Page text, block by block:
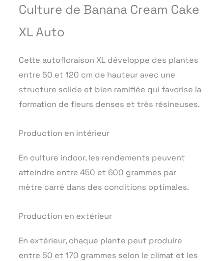
Culture de Banana Cream Cake
XL Auto
Cette autofloraison XL développe des plantes
entre 50 et 120 cm de hauteur avec une
structure solide et bien ramifiée qui favorise la
formation de fleurs denses et très résineuses.
Production en intérieur
En culture indoor, les rendements peuvent
atteindre entre 450 et 600 grammes par
mètre carré dans des conditions optimales.
Production en extérieur
En extérieur, chaque plante peut produire
entre 50 et 170 grammes selon le climat et les